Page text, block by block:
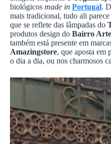
biológicos made in Portugal.
mais tradicional, tudo ali
que se reflete das lâmpadas do
produtos design do Bairro Arte
também está presente em
Amazingstore, que aposta em
o dia a dia, ou nos charmosos